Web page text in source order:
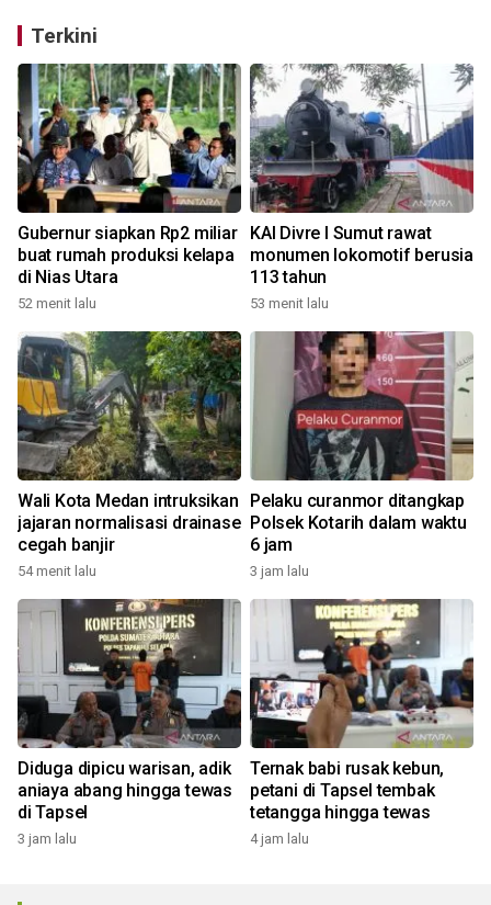
Terkini
Gubernur siapkan Rp2 miliar
buat rumah produksi kelapa
di Nias Utara
52 menit lalu
KAI Divre I Sumut rawat
monumen lokomotif berusia
113 tahun
53 menit lalu
Wali Kota Medan intruksikan
jajaran normalisasi drainase
cegah banjir
54 menit lalu
Pelaku curanmor ditangkap
Polsek Kotarih dalam waktu
6 jam
3 jam lalu
Diduga dipicu warisan, adik
aniaya abang hingga tewas
di Tapsel
3 jam lalu
Ternak babi rusak kebun,
petani di Tapsel tembak
tetangga hingga tewas
4 jam lalu